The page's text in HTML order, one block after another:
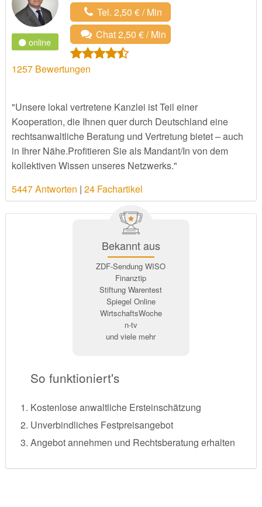
online
Tel. 2,50 € / Min
Chat 2,50 € / Min
1257Bewertungen
"Unsere lokal vertretene Kanzlei ist Teil einer
Kooperation, die Ihnen quer durch Deutschland eine
rechtsanwaltliche Beratung und Vertretung bietet – auch
in Ihrer Nähe.Profitieren Sie als Mandant/In von dem
kollektiven Wissen unseres Netzwerks."
5447 Antworten | 24 Fachartikel
Bekannt aus
ZDF-Sendung WISO
Finanztip
Stiftung Warentest
Spiegel Online
WirtschaftsWoche
n-tv
und viele mehr
So funktioniert's
Kostenlose anwaltliche Ersteinschätzung
Unverbindliches Festpreisangebot
Angebot annehmen und Rechtsberatung erhalten